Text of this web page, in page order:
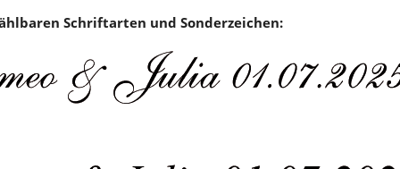
Schriftarten und Sonderzeichen: